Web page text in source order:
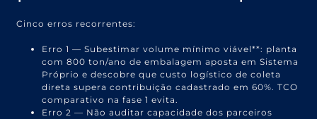
Cinco erros recorrentes:
Erro 1 — Subestimar volume mínimo viável**: planta
com 800 ton/ano de embalagem aposta em Sistema
Próprio e descobre que custo logístico de coleta
direta supera contribuição cadastrado em 60%. TCO
comparativo na fase 1 evita.
Erro 2 — Não auditar capacidade dos parceiros